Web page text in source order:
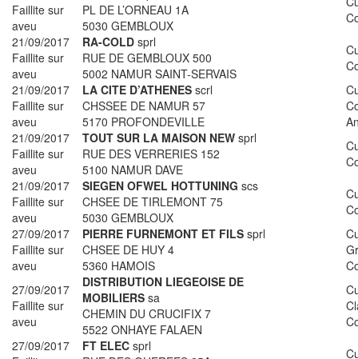
Faillite sur
aveu
PL DE L’ORNEAU 1A
5030 GEMBLOUX
21/09/2017
Faillite sur
aveu
RA-COLD sprl
RUE DE GEMBLOUX 500
5002 NAMUR SAINT-SERVAIS
21/09/2017
Faillite sur
aveu
LA CITE D’ATHENES scrl
CHSSEE DE NAMUR 57
5170 PROFONDEVILLE
21/09/2017
Faillite sur
aveu
TOUT SUR LA MAISON NEW sprl
RUE DES VERRERIES 152
5100 NAMUR DAVE
21/09/2017
Faillite sur
aveu
SIEGEN OFWEL HOTTUNING scs
CHSEE DE TIRLEMONT 75
5030 GEMBLOUX
27/09/2017
Faillite sur
aveu
PIERRE FURNEMONT ET FILS sprl
CHSEE DE HUY 4
5360 HAMOIS
27/09/2017
Faillite sur
aveu
DISTRIBUTION LIEGEOISE DE
MOBILIERS sa
CHEMIN DU CRUCIFIX 7
5522 ONHAYE FALAEN
27/09/2017
FT ELEC sprl